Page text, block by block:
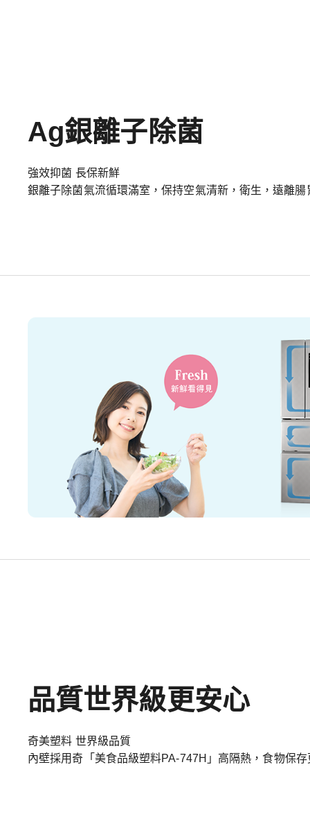
Ag銀離子除菌
強效抑菌 長保新鮮
銀離子除菌氣流循環滿室，保持空氣清新，衛生，遠離腸
品質世界級更安心
奇美塑料 世界級品質
內壁採用奇「美食品級塑料PA-747H」高隔熱，食物保存